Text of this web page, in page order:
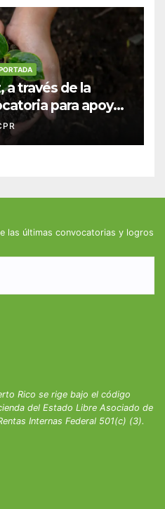
a través de la
para apoyar
alimentaria
las últimas convocatorias y logros
Rico se rige bajo el código
del Estado Libre Asociado de
Internas Federal 501(c) (3).